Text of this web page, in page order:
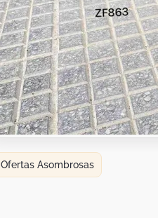
Ofertas Asombrosas